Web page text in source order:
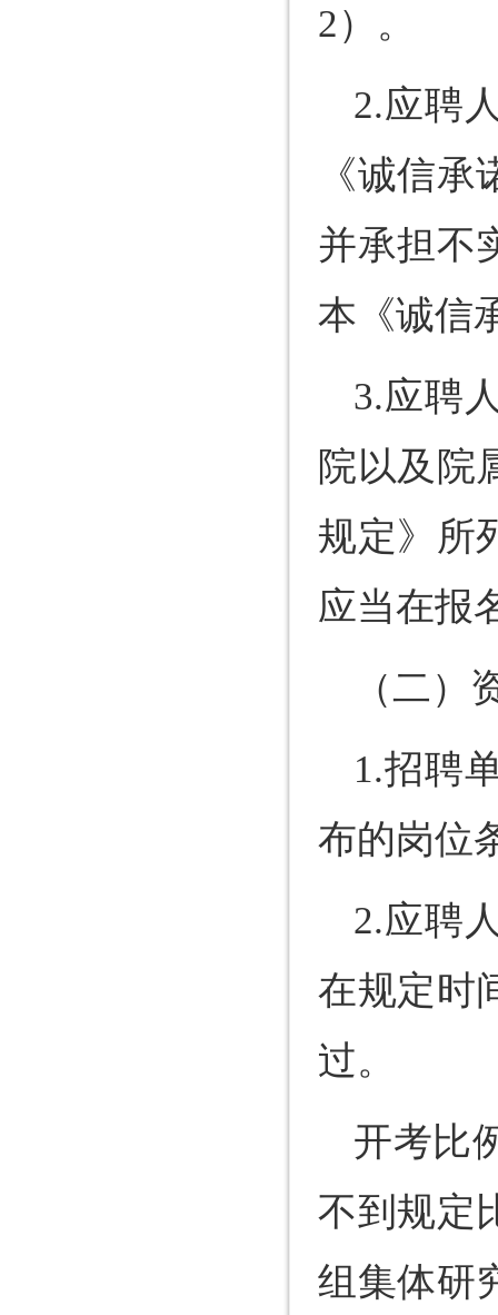
2）。
2.应聘
《诚信
并承担不
本《诚信
3.应聘
院以及院
规定》所
应当在报
（二）
1.招聘
布的岗位
2.应聘
在规定时
过。
开考比
不到规定
组集体研